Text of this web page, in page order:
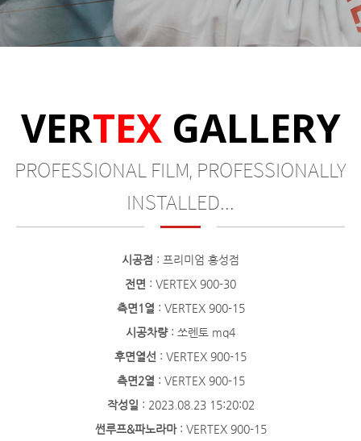
VERTEXGALLERY
PROFESSIONAL FILM, PROFESSIONALLY
INSTALLED...
시공점 : 프리미엄 홍성점
전면 : VERTEX 900-30
측면1열 : VERTEX 900-15
시공차량: 쏘렌토 mq4
후면열선 : VERTEX 900-15
측면2열 : VERTEX 900-15
작성일 : 2023.08.23 15:20:02
썬루프&파노라마: VERTEX 900-15